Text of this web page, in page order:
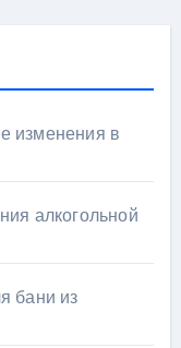
изменения в
алкогольной
бани из